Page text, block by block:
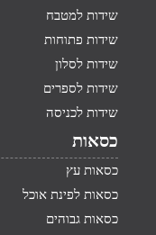
שידות למטבח
שידות פתוחות
שידות לסלון
שידות לספרים
שידות לכניסה
כסאות
כסאות עץ
כסאות לפינת אוכל
כסאות גבוהים